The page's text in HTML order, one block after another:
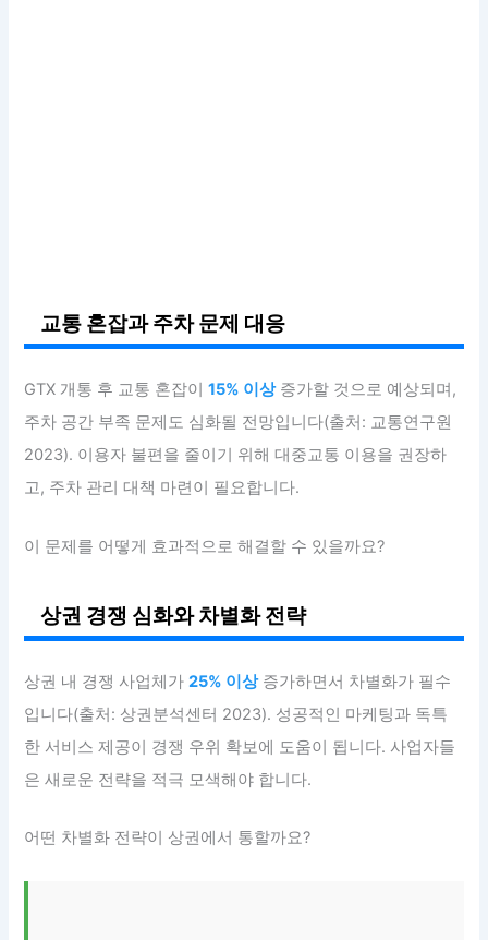
교통 혼잡과 주차 문제 대응
GTX 개통 후 교통 혼잡이15% 이상증가할 것으로 예상되며,
주차 공간 부족 문제도 심화될 전망입니다(출처: 교통연구원
2023). 이용자 불편을 줄이기 위해 대중교통 이용을 권장하
고, 주차 관리 대책 마련이 필요합니다.
이 문제를 어떻게 효과적으로 해결할 수 있을까요?
상권 경쟁 심화와 차별화 전략
상권 내 경쟁 사업체가25% 이상증가하면서 차별화가 필수
입니다(출처: 상권분석센터 2023). 성공적인 마케팅과 독특
한 서비스 제공이 경쟁 우위 확보에 도움이 됩니다. 사업자들
은 새로운 전략을 적극 모색해야 합니다.
어떤 차별화 전략이 상권에서 통할까요?